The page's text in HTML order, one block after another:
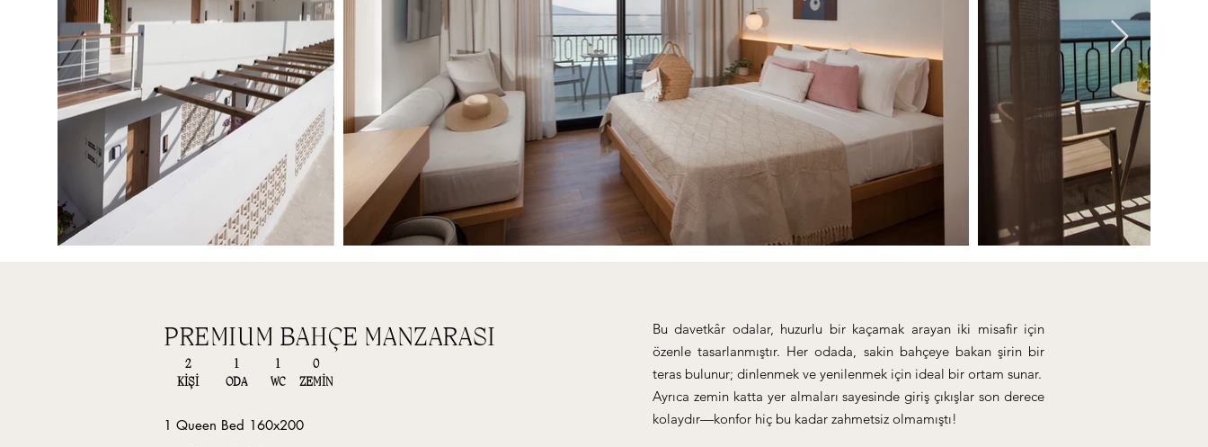
PREMIUM BAHÇE MANZARASI
2
KİŞİ
1
ODA
1
WC
0
ZEMİN
1 Queen Bed 160x200
Bu davetkâr odalar, huzurlu bir kaçamak arayan iki misafir için
özenle tasarlanmıştır. Her odada, sakin bahçeye bakan şirin bir
teras bulunur; dinlenmek ve yenilenmek için ideal bir ortam sunar.
Ayrıca zemin katta yer almaları sayesinde giriş çıkışlar son derece
kolaydır—konfor hiç bu kadar zahmetsiz olmamıştı!